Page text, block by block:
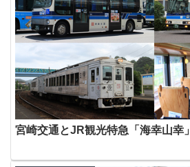
宮崎交通とJR観光特急「海幸山幸」